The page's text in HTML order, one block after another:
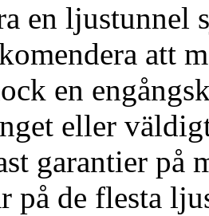
en ljustunnel
att
en
eller
garantier på
på de flesta